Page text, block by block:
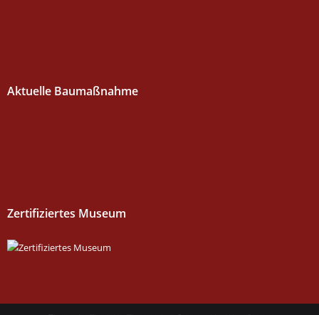
Aktuelle Baumaßnahme
Zertifiziertes Museum